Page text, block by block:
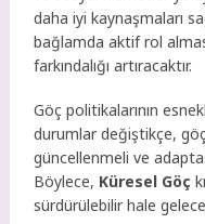
daha iyi kaynaşmaları
bağlamda aktif rol
farkındalığı artıracaktır.
Göç politikalarının
durumlar değiştikçe,
güncellenmeli ve
Böylece, Küresel Göç
sürdürülebilir hale